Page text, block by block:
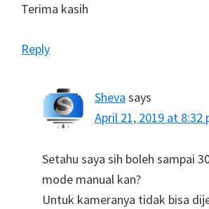
Terima kasih
Reply
Sheva says
April 21, 2019 at 8:32
Setahu saya sih boleh sampai
mode manual kan?
Untuk kameranya tidak bisa